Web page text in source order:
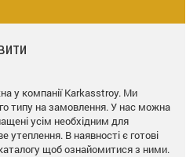
у компанії Karkasstroy. Ми
типу на замовлення. У нас можна
усім необхідним для
В наявності є готові
щоб ознайомитися з ними.